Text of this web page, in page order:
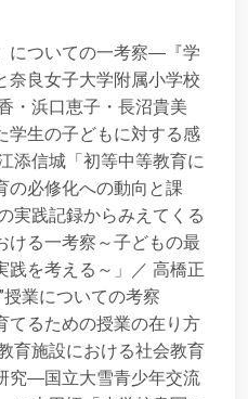
についての一考察―『学
奈良女子大学附属小学校
・浜口恵子・長沼貴美
学生の子どもに対する感
信城「初等中等教育に
の必修化への動向と課
実践記録からみえてくる
ける一考察～子どもの最
践を考える～」／ 高橋正
授業についての考察
るための授業の在り方
育施設における社会教育
究―国立大雪青少年交流